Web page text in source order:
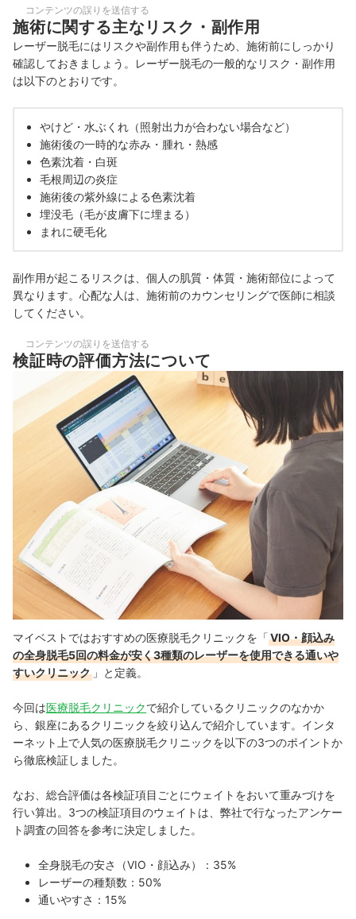
コンテンツの誤りを送信する
施術に関する主なリスク・副作用
レーザー脱毛にはリスクや副作用も伴うため、施術前にしっかり
確認しておきましょう。レーザー脱毛の一般的なリスク・副作用
は以下のとおりです。
やけど・水ぶくれ（照射出力が合わない場合など）
施術後の一時的な赤み・腫れ・熱感
色素沈着・白斑
毛根周辺の炎症
施術後の紫外線による色素沈着
埋没毛（毛が皮膚下に埋まる）
まれに硬毛化
副作用が起こるリスクは、個人の肌質・体質・施術部位によって
異なります。心配な人は、施術前のカウンセリングで医師に相談
してください。
コンテンツの誤りを送信する
検証時の評価方法について
マイベストではおすすめの医療脱毛クリニックを「VIO・顔込み
の全身脱毛5回の料金が安く3種類のレーザーを使用できる通いや
すいクリニック 」と定義。
今回は医療脱毛クリニックで紹介しているクリニックのなかか
ら、銀座にあるクリニックを絞り込んで紹介しています。インタ
ーネット上で人気の医療脱毛クリニックを以下の3つのポイントか
ら徹底検証しました。
なお、総合評価は各検証項目ごとにウェイトをおいて重みづけを
行い算出。3つの検証項目のウェイトは、弊社で行なったアンケー
ト調査の回答を参考に決定しました。
全身脱毛の安さ（VIO・顔込み）：35%
レーザーの種類数：50%
通いやすさ：15%